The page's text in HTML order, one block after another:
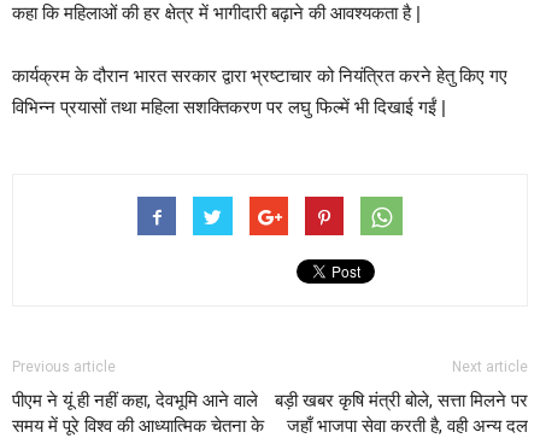
कहा कि महिलाओं की हर क्षेत्र में भागीदारी बढ़ाने की आवश्यकता है |
कार्यक्रम के दौरान भारत सरकार द्वारा भ्रष्टाचार को नियंत्रित करने हेतु किए गए
विभिन्न प्रयासों तथा महिला सशक्तिकरण पर लघु फिल्में भी दिखाई गईं |
Previous article
पीएम ने यूं ही नहीं कहा, देवभूमि आने वाले
समय में पूरे विश्व की आध्यात्मिक चेतना के
Next article
बड़ी खबर कृषि मंत्री बोले, सत्ता मिलने पर
जहाँ भाजपा सेवा करती है, वही अन्य दल